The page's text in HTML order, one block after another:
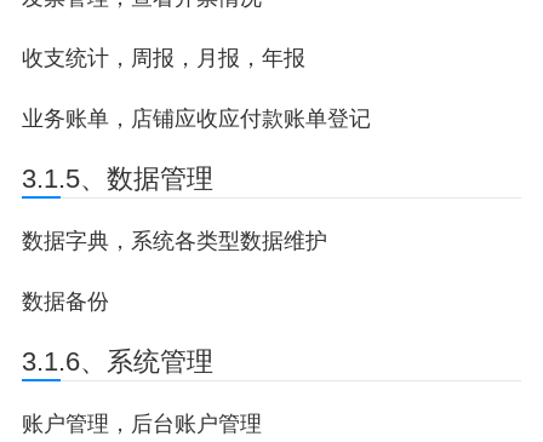
收支统计，周报，月报，年报
业务账单，店铺应收应付款账单登记
3.1.5、数据管理
数据字典，系统各类型数据维护
数据备份
3.1.6、系统管理
账户管理，后台账户管理